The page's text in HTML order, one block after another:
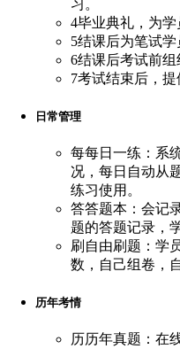
习。
4毕业典礼，为学
5结课后为笔试学
6结课后考试前组
7考试结束后，提
日常管理
每每日一练：系
况，每日自动从
练习使用。
答答题本：会记
题的答题记录，
刷 自由刷题：学
数，自己组卷，
历年考情
历历年真题：在